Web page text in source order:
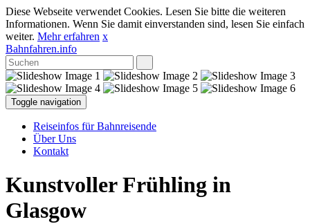
Diese Webseite verwendet Cookies. Lesen Sie bitte die weiteren
Informationen. Wenn Sie damit einverstanden sind, lesen Sie einfach
weiter. Mehr erfahren x
Bahnfahren.info
Toggle navigation
Reiseinfos für Bahnreisende
Über Uns
Kontakt
Kunstvoller Frühling in
Glasgow